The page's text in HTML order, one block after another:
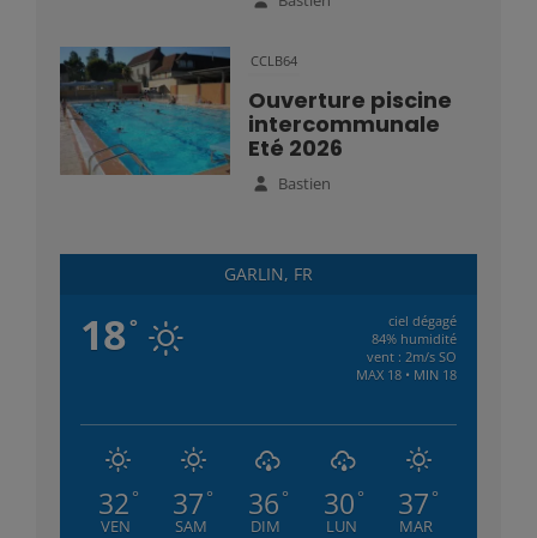
CCLB64
Ouverture piscine
intercommunale
Eté 2026
Bastien
GARLIN, FR
18°
ciel dégagé
84% humidité
vent : 2m/s SO
MAX 18 • MIN 18
32 °
VEN
37 °
SAM
36 °
DIM
30 °
LUN
37 °
MAR